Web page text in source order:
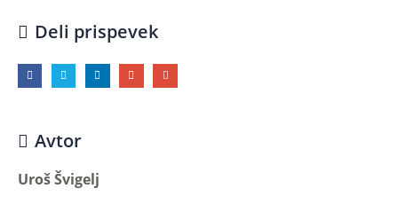
Deli prispevek
Avtor
Uroš Švigelj